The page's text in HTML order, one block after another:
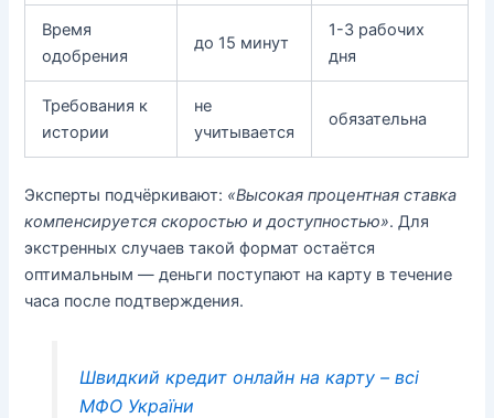
Время
одобрения
до 15 минут
1-3 рабочих
дня
Требования к
истории
не
учитывается
обязательна
Эксперты подчёркивают: «Высокая процентная ставка
компенсируется скоростью и доступностью». Для
экстренных случаев такой формат остаётся
оптимальным — деньги поступают на карту в течение
часа после подтверждения.
Швидкий кредит онлайн на карту – всі
МФО України